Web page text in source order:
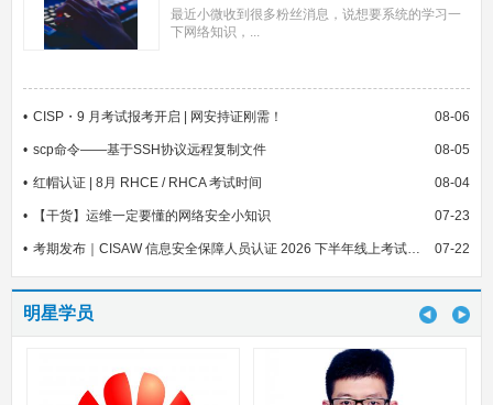
最近小微收到很多粉丝消息，说想要系统的学习一
下网络知识，...
CISP・9 月考试报考开启 | 网安持证刚需！ 08-06
scp命令——基于SSH协议远程复制文件 08-05
红帽认证 | 8月 RHCE / RHCA 考试时间 08-04
【干货】运维一定要懂的网络安全小知识 07-23
考期发布｜CISAW 信息安全保障人员认证 2026 下半年线上考试安排 07-22
明星学员